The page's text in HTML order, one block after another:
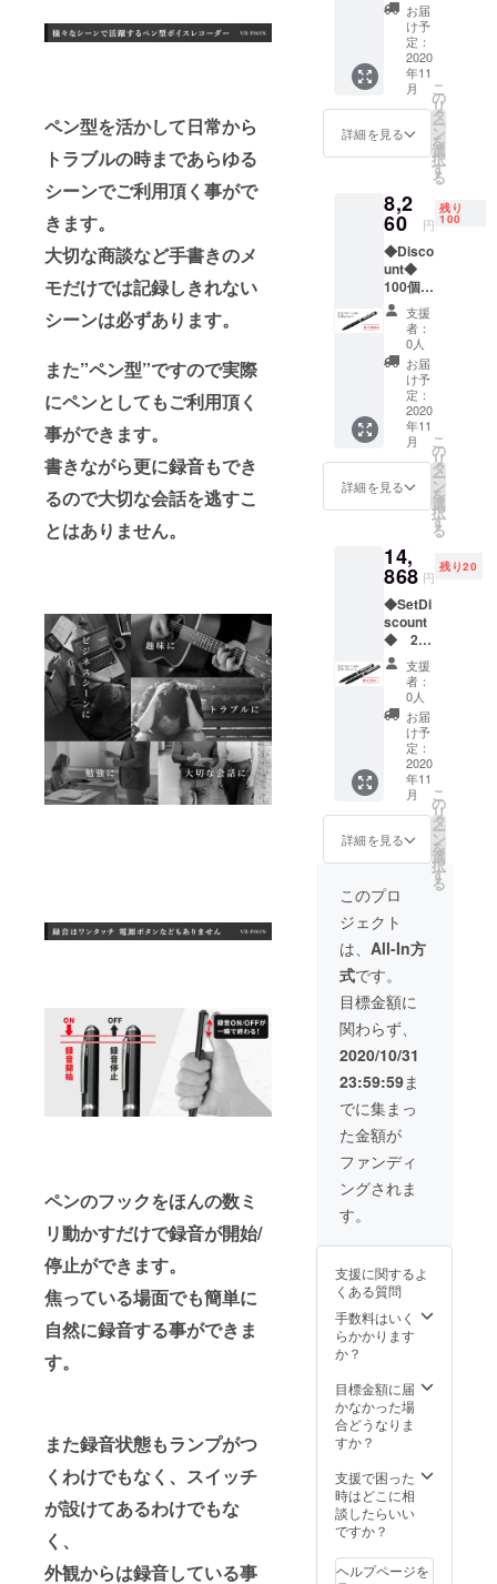
ペン型を活かして日常から
トラブルの時まであらゆる
シーンでご利用頂く事がで
きます。
大切な商談など手書きのメ
モだけでは記録しきれない
シーンは必ずあります。
また”ペン型”ですので実際
にペンとしてもご利用頂く
事ができます。
書きながら更に録音もでき
るので大切な会話を逃すこ
とはありません。
ペンのフックをほんの数ミ
リ動かすだけで録音が開始/
停止ができます。
焦っている場面でも簡単に
自然に録音する事ができま
す。
また録音状態もランプがつ
くわけでもなく、スイッチ
が設けてあるわけでもな
く、
外観からは録音している事
が当社の売
りになって
います。
これからも
今までにな
い製品を安
売してまい
ります。
ペン型
ボイス
レコー
ダーVR-
P003N
ブ
ラック
を1本通
常販売
円のと
ころ
35％off
の7670
円で販
売。 限
定50個
のアー
リー
ディス
カウン
トで
す。
お届
け予
定：
2020
年11
月
詳細を見る
こ
の
リ
タ
ー
ン
を
選
択
す
る
8,2
60 円
残り
100
◆Disco
unt◆
100個限
定
30％off
ペン型
ボイス
レコー
ダーVR-
P003N
ブ
ラック
を1本通
常販売
価格
ころ
30％off
の8260
円で販
売。 限
定100個
のディ
スカウ
ントで
す。
支援
者：
0人
お届
け予
定：
2020
年11
月
詳細を見る
こ
の
リ
タ
ー
ン
を
選
択
す
る
14,
868 円
残り20
◆SetDi
scount
◆ 20
セット
限定 ペ
ン型ボ
イスレ
コー
ダーVR-
P003N
ブ
ラック
を2本通
常販売
価格
円のと
ころ
14868
円で販
売。 限
定20
セット
のセッ
トディ
スカウ
ントで
す。
支援
者：
0人
お届
け予
定：
2020
年11
月
詳細を見る
こ
の
リ
タ
ー
ン
を
選
択
す
る
このプロ
ジェクト
は、 All-In方
式です。
目標金額に
関わらず、
2020/10/31
23:59:59ま
でに集まっ
た金額が
ファンディ
ングされま
す。
支援に関するよ
くある質問
手数料はいく
らかかります
か？
目標金額に届
かなかった場
合どうなりま
すか？
支援で困った
時はどこに相
談したらいい
ですか？
ヘルプページを